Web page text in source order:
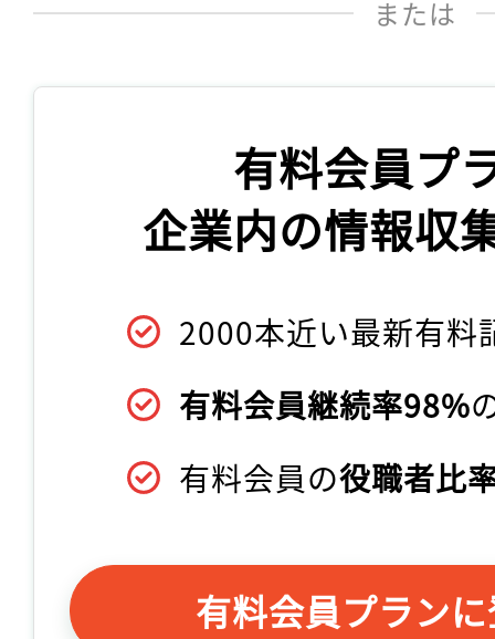
または
有料会員プ
企業内の情報収
2000本近い最新有料
有料会員継続率98%
有料会員の役職者比
有料会員プラン